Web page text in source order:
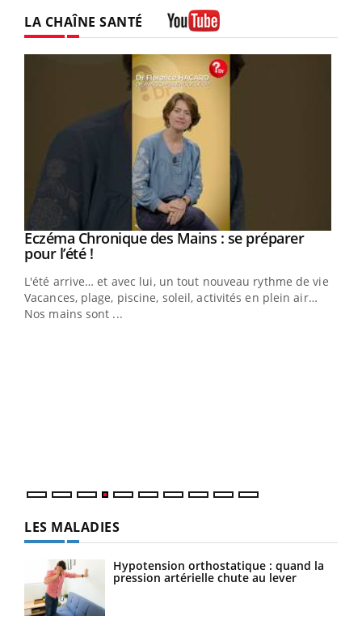
LA CHAÎNE SANTÉ
Youtube
Eczéma Chronique des Mains : se préparer
pour l’été !Youtube
L'été arrive… et avec lui, un tout nouveau rythme de vie !
Vacances, plage, piscine, soleil, activités en plein air…
Nos mains sont ...
LES MALADIES
Hypotension orthostatique : quand la
pression artérielle chute au lever